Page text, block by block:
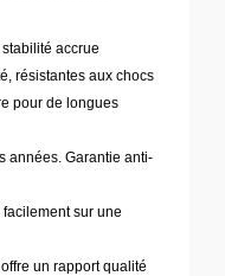
accrue
résistantes aux chocs
pour de longues
années. Garantie anti-
sur une
un rapport qualité